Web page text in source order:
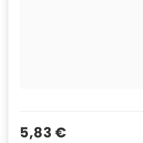
Verkaufspreis
5,83 €